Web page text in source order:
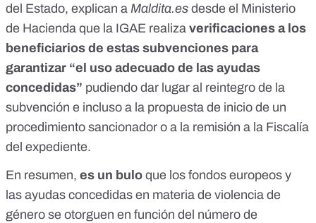
del Estado, explican a Maldita.es desde el Ministerio
de Hacienda que la IGAE realiza verificaciones a los
beneficiarios de estas subvenciones para
garantizar “el uso adecuado de las ayudas
concedidas” pudiendo dar lugar al reintegro de la
subvención e incluso a la propuesta de inicio de un
procedimiento sancionador o a la remisión a la Fiscalía
del expediente.
En resumen, es un bulo que los fondos europeos y
las ayudas concedidas en materia de violencia de
género se otorguen en función del número de